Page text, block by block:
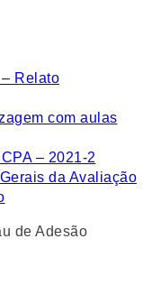
Relato
com aulas
– 2021-2
da Avaliação
de Adesão